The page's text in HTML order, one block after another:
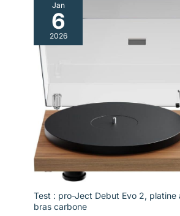
Jan
6
2026
Test : pro-Ject Debut Evo 2, platine
bras carbone